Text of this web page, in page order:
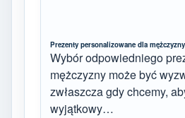
Prezenty personalizowane dla mężczyzny
Wybór odpowiedniego
mężczyzny może być
zwłaszcza gdy chcemy,
wyjątkowy…